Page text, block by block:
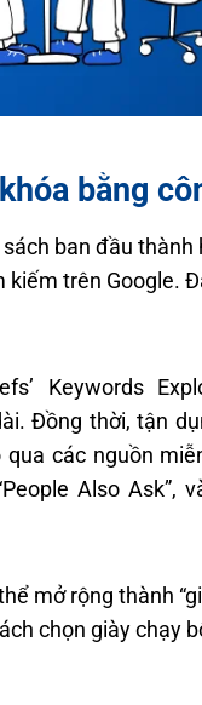
bằng
ban đầu thành
kiếm trên Google.
Keywords
Đồng thời, tận
các nguồn
Also Ask”,
mở rộng thành
chọn giày chạy